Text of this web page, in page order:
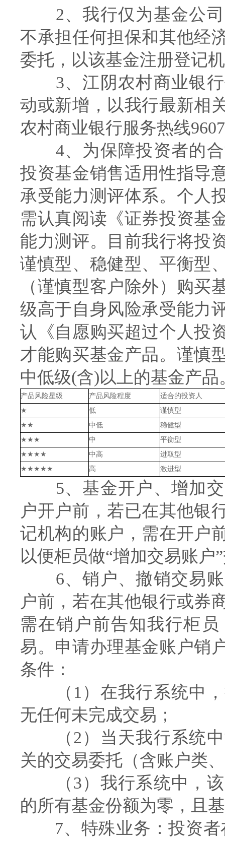
2、我行仅为基金公司
不承担任何担保和其他经
委托，以该基金注册登记
3、江阴农村商业银行
动或新增，以我行最新相
农村商业银行服务热线
4、为保障投资者的合
投资基金销售适用性指导
承受能力测评体系。个人
需认真阅读《证券投资基
能力测评。目前我行将投
谨慎型、稳健型、平衡型
（谨慎型客户除外）购买
级高于自身风险承受能力
认《自愿购买超过个人投
才能购买基金产品。谨慎
中低级(含)以上的基金产品
产品风险星级 产品风险程度
适合的投资人
★
低
谨慎型
★★
中低
稳健型
★★★
中
平衡型
★★★★
中高
进取型
★★★★★
高 激进型
5、基金开户、增加交
户开户前，若已在其他银
记机构的账户，需在开户
以便柜员做“增加交易账户
6、销户、撤销交易账
户前，若在其他银行或券
需在销户前告知我行柜
易。申请办理基金账户销
条件：
（1）在我行系统中，
无任何未完成交易；
（2）当天我行系统中
关的交易委托（含账户类
（3）我行系统中，该
的所有基金份额为零，且
7、特殊业务：投资者